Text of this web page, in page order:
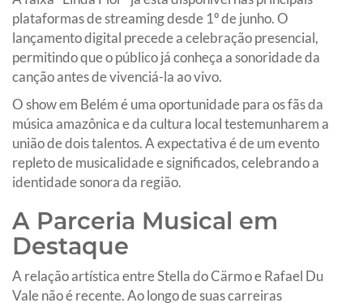
plataformas de streaming desde 1º de junho. O
lançamento digital precede a celebração presencial,
permitindo que o público já conheça a sonoridade da
canção antes de vivenciá-la ao vivo.
O show em Belém é uma oportunidade para os fãs da
música amazônica e da cultura local testemunharem a
união de dois talentos. A expectativa é de um evento
repleto de musicalidade e significados, celebrando a
identidade sonora da região.
A Parceria Musical em
Destaque
A relação artística entre Stella do Cärmo e Rafael Du
Vale não é recente. Ao longo de suas carreiras